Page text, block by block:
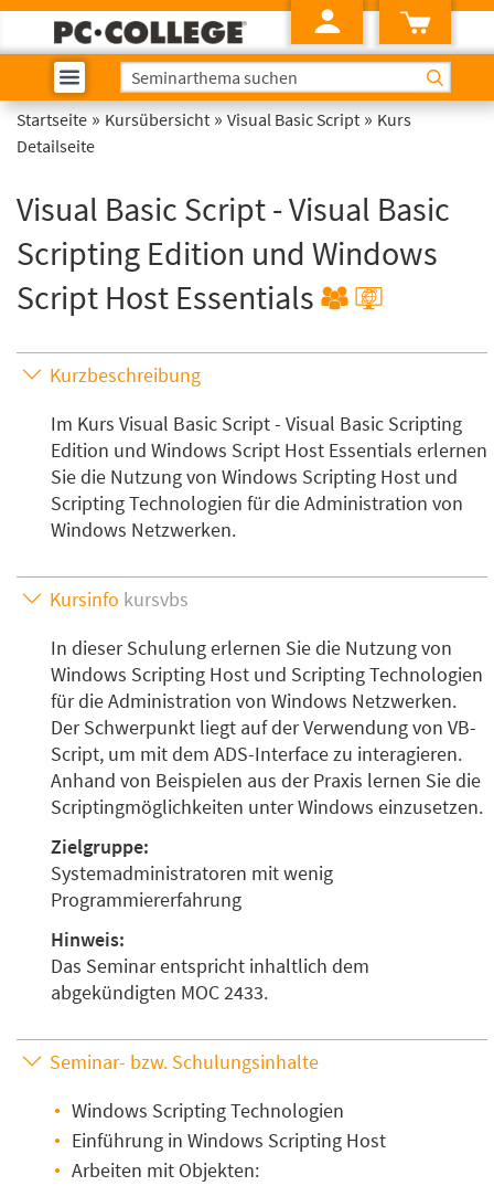
Startseite » Kursübersicht » Visual Basic Script » Kurs
Detailseite
Visual Basic Script - Visual Basic
Scripting Edition und Windows
Script Host Essentials
Kurzbeschreibung
Im Kurs Visual Basic Script - Visual Basic Scripting
Edition und Windows Script Host Essentials erlernen
Sie die Nutzung von Windows Scripting Host und
Scripting Technologien für die Administration von
Windows Netzwerken.
Kursinfo kursvbs
In dieser Schulung erlernen Sie die Nutzung von
Windows Scripting Host und Scripting Technologien
für die Administration von Windows Netzwerken.
Der Schwerpunkt liegt auf der Verwendung von VB-
Script, um mit dem ADS-Interface zu interagieren.
Anhand von Beispielen aus der Praxis lernen Sie die
Scriptingmöglichkeiten unter Windows einzusetzen.
Zielgruppe:
Systemadministratoren mit wenig
Programmiererfahrung
Hinweis:
Das Seminar entspricht inhaltlich dem
abgekündigten MOC 2433.
Seminar- bzw. Schulungsinhalte
Windows Scripting Technologien
Einführung in Windows Scripting Host
Arbeiten mit Objekten: